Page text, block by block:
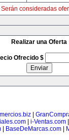
Serán consideradas
Realizar una Oferta
Ofrecido $
|
i-Ventas.com
BaseDeMarcas.com